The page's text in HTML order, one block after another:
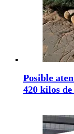
Posible
420 kilos